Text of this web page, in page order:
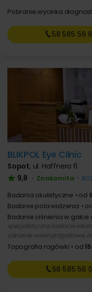
Pobranie wycinka
58 585 56
BLIKPOL Eye Clinic
Sopot, ul. Haffnera 6
9,8 • Znakomita •
Badania okulistyczne od
Badanie pola widzenia
Badanie ciśnienia w gałce
specjalistyczne badanie
ciśnienie wewnątrzgałkowe,
Topografia rogówki od
58 585 56